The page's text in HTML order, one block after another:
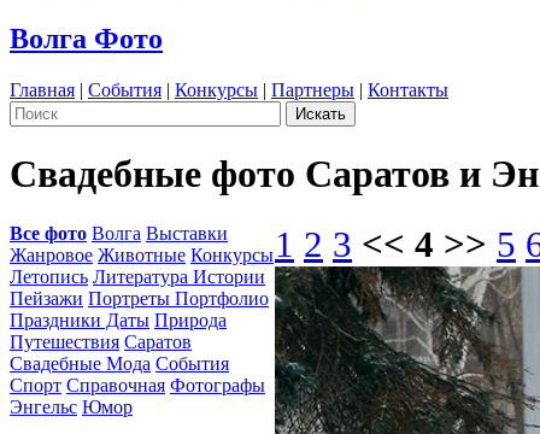
Волга Фото
Главная | События | Конкурсы | Партнеры | Контакты
Свадебные фото Саратов и
Все фото Волга Выставки
Жанровое Животные Конкурсы
Летопись Литература Истории
Пейзажи Портреты Портфолио
Праздники Даты Природа
Путешествия Саратов
Свадебные Мода События
Спорт Справочная Фотографы
Энгельс Юмор
1 2 3 << 4 >> 5